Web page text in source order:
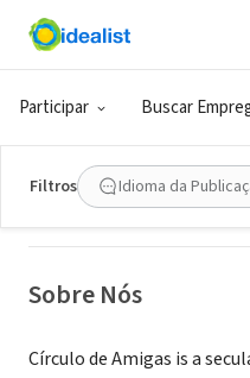
Participar Buscar
Filtros Idioma da
ONG (SETOR SOCIAL)
Circulo de
Sobre Nós
Círculo de Amigas is a